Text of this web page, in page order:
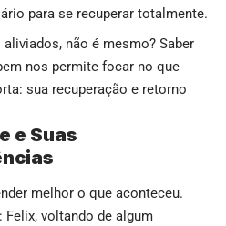
para se recuperar totalmente.
não é mesmo? Saber
nos permite focar no que
sua recuperação e retorno
e Suas
melhor o que aconteceu.
Felix, voltando de algum